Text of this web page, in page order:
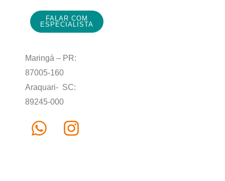
FALAR COM
ESPECIALISTA
Maringá – PR:
87005-160
Araquari- SC:
89245-000
W
h
I
n